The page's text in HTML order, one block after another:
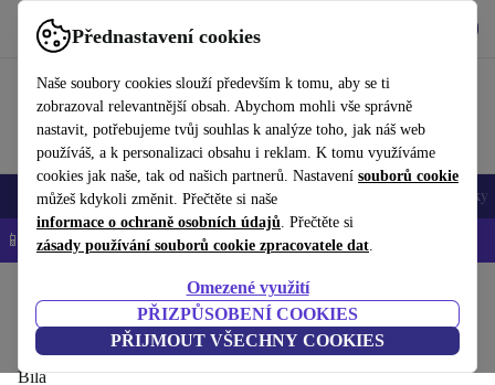
Přednastavení cookies
Naše soubory cookies slouží především k tomu, aby se ti
zobrazoval relevantnější obsah. Abychom mohli vše správně
nastavit, potřebujeme tvůj souhlas k analýze toho, jak náš web
používáš, a k personalizaci obsahu i reklam. K tomu využíváme
cookies jak naše, tak od našich partnerů. Nastavení souborů cookie
můžeš kdykoli změnit. Přečtěte si naše
informace o ochraně osobních údajů. Přečtěte si
zásady používání souborů cookie zpracovatele dat.
Omezené využití
PŘIZPŮSOBENÍ COOKIES
PŘIJMOUT VŠECHNY COOKIES
Používejte refurbed rychle a snadno
Mobily a smartphony Notebooky Tablety Doplňky
📱 -5 % NAVÍC na všechny iPhony – kód: IPHONEDEAL-
Příslušenství Počítačové příslušenství
Telekom Speed Home WiFi
Bílá